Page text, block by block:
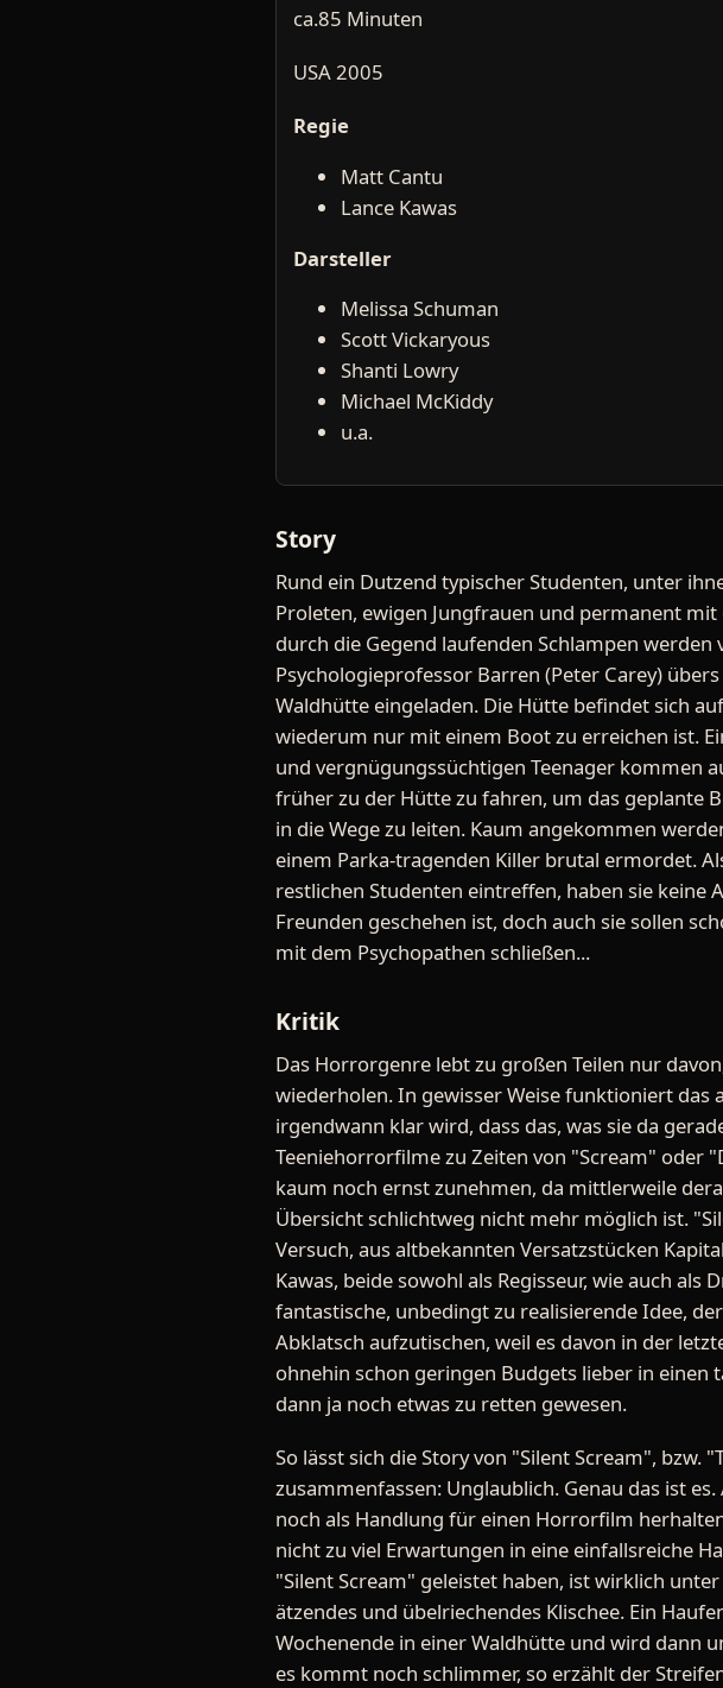
ca.85 Minuten
USA 2005
Regie
Matt Cantu
Lance Kawas
Darsteller
Melissa Schuman
Scott Vickaryous
Shanti Lowry
Michael McKiddy
u.a.
Story
Rund ein Dutzend typischer Studenten, unter
Proleten, ewigen Jungfrauen und permanent mit
durch die Gegend laufenden Schlampen werden
Psychologieprofessor Barren (Peter Carey)
Waldhütte eingeladen. Die Hütte befindet sich
wiederum nur mit einem Boot zu erreichen ist.
und vergnügungssüchtigen Teenager kommen
früher zu der Hütte zu fahren, um das geplante
in die Wege zu leiten. Kaum angekommen
einem Parka-tragenden Killer brutal ermordet.
restlichen Studenten eintreffen, haben sie keine
Freunden geschehen ist, doch auch sie sollen
mit dem Psychopathen schließen...
Kritik
Das Horrorgenre lebt zu großen Teilen nur
wiederholen. In gewisser Weise funktioniert das
irgendwann klar wird, dass das, was sie da
Teeniehorrorfilme zu Zeiten von "Scream" oder
kaum noch ernst zunehmen, da mittlerweile
Übersicht schlichtweg nicht mehr möglich ist.
Versuch, aus altbekannten Versatzstücken
Kawas, beide sowohl als Regisseur, wie auch
fantastische, unbedingt zu realisierende Idee,
Abklatsch aufzutischen, weil es davon in der
ohnehin schon geringen Budgets lieber in
dann ja noch etwas zu retten gewesen.
So lässt sich die Story von "Silent Scream",
zusammenfassen: Unglaublich. Genau das ist
noch als Handlung für einen Horrorfilm
nicht zu viel Erwartungen in eine einfallsreiche
"Silent Scream" geleistet haben, ist wirklich
ätzendes und übelriechendes Klischee. Ein
Wochenende in einer Waldhütte und wird dann
es kommt noch schlimmer, so erzählt der